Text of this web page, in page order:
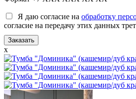
Я даю согласие на обработку
согласие на передачу этих данных
x